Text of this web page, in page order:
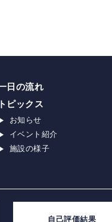
日の流れ
トピックス
お知らせ
イベント紹介
施設の様子
自己評価結果